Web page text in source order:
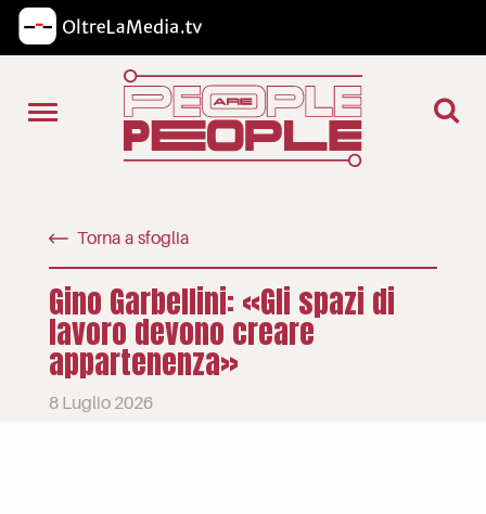
Torna a sfoglia
Gino Garbellini: «Gli spazi di
lavoro devono creare
appartenenza»
8 Luglio 2026